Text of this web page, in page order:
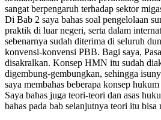
sangat berpengaruh terhadap sektor
Di Bab 2 saya bahas soal pengelolaan
praktik di luar negeri, serta dalam
sebenarnya sudah diterima di seluruh
konvensi-konvensi PBB. Bagi saya,
disakralkan. Konsep HMN itu sudah
digembung-gembungkan, sehingga
saya membahas beberapa konsep
Saya bahas juga teori-teori dan asas
bahas pada bab selanjutnya teori itu bisa